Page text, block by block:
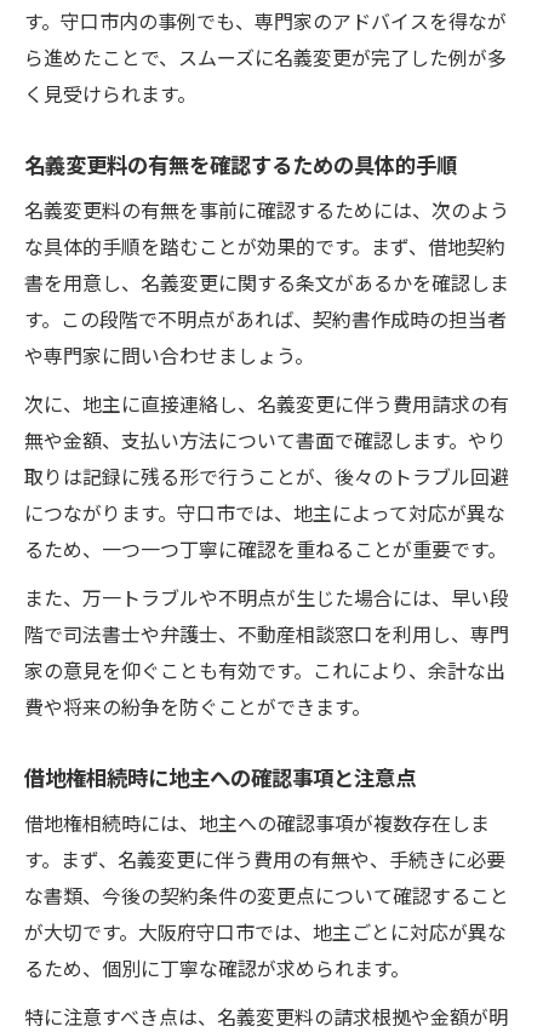
す。守口市内の事例でも、専門家のアドバイスを得なが
ら進めたことで、スムーズに名義変更が完了した例が多
く見受けられます。
名義変更料の有無を確認するための具体的手順
名義変更料の有無を事前に確認するためには、次のよう
な具体的手順を踏むことが効果的です。まず、借地契約
書を用意し、名義変更に関する条文があるかを確認しま
す。この段階で不明点があれば、契約書作成時の担当者
や専門家に問い合わせましょう。
次に、地主に直接連絡し、名義変更に伴う費用請求の有
無や金額、支払い方法について書面で確認します。やり
取りは記録に残る形で行うことが、後々のトラブル回避
につながります。守口市では、地主によって対応が異な
るため、一つ一つ丁寧に確認を重ねることが重要です。
また、万一トラブルや不明点が生じた場合には、早い段
階で司法書士や弁護士、不動産相談窓口を利用し、専門
家の意見を仰ぐことも有効です。これにより、余計な出
費や将来の紛争を防ぐことができます。
借地権相続時に地主への確認事項と注意点
借地権相続時には、地主への確認事項が複数存在しま
す。まず、名義変更に伴う費用の有無や、手続きに必要
な書類、今後の契約条件の変更点について確認すること
が大切です。大阪府守口市では、地主ごとに対応が異な
るため、個別に丁寧な確認が求められます。
特に注意すべき点は、名義変更料の請求根拠や金額が明